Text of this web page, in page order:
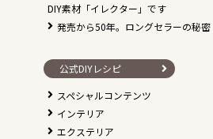
DIY素材「イレクター」です
発売から50年。ロングセラーの秘密
公式DIYレシピ
スペシャルコンテンツ
インテリア
エクステリア